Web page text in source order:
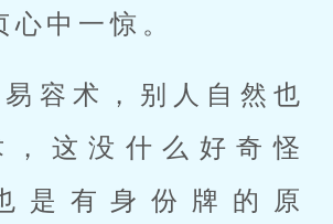
心中一惊。
容术，别人自然也
，这没什么好奇怪
是有身份牌的原